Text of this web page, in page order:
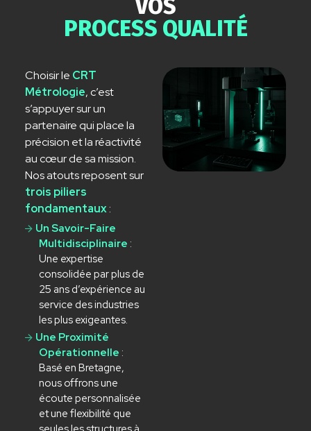
VOS
PROCESS QUALITÉ
Choisir le CRT
Métrologie, c’est
s’appuyer sur un
partenaire qui place la
précision et la réactivité
au cœur de sa mission.
Nos atouts reposent sur
trois piliers
fondamentaux:
Un Savoir-Faire
Multidisciplinaire :
Une expertise
consolidée par plus de
25 ans d’expérience au
service des industries
les plus exigeantes.
Une Proximité
Opérationnelle :
Basé en Bretagne,
nous offrons une
écoute personnalisée
et une flexibilité que